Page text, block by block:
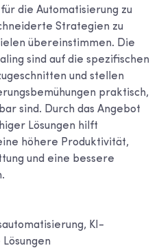
die Automatisierung zu
Strategien zu
übereinstimmen. Die
sind auf die spezifischen
und stellen
praktisch,
sind. Durch das Angebot
Lösungen hilft
höhere Produktivität,
und eine bessere
KI-